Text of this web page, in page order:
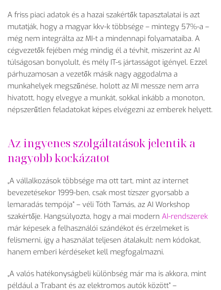
A friss piaci adatok és a hazai szakértők tapasztalatai is azt
mutatják, hogy a magyar kkv-k többsége – mintegy 57%-a –
még nem integrálta az MI-t a mindennapi folyamataiba. A
cégvezetők fejében még mindig él a tévhit, miszerint az AI
túlságosan bonyolult, és mély IT-s jártasságot igényel. Ezzel
párhuzamosan a vezetők másik nagy aggodalma a
munkahelyek megszűnése, holott az MI messze nem arra
hivatott, hogy elvegye a munkát, sokkal inkább a monoton,
népszerűtlen feladatokat képes elvégezni az emberek helyett.
Az ingyenes szolgáltatások jelentik a
nagyobb kockázatot
„A vállalkozások többsége ma ott tart, mint az internet
bevezetésekor 1999-ben, csak most tízszer gyorsabb a
lemaradás tempója” – véli Tóth Tamás, az AI Workshop
szakértője. Hangsúlyozta, hogy a mai modern AI-rendszerek
már képesek a felhasználói szándékot és érzelmeket is
felismerni, így a használat teljesen átalakult: nem kódokat,
hanem emberi kérdéseket kell megfogalmazni.
„A valós hatékonyságbeli különbség már ma is akkora, mint
például a Trabant és az elektromos autók között” –